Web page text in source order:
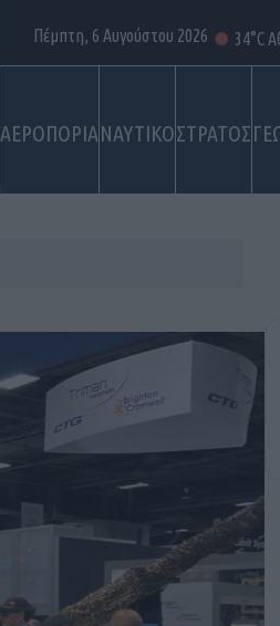
ΑΕΡΟΠΟΡΙΑΝΑΥΤΙΚΟΣΤΡΑΤΟΣ
Πέμπτη, 6 Αυγούστου 2026 34°C